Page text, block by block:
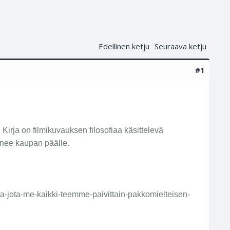
Edellinen ketju Seuraava ketju
#1
Kirja on filmikuvauksen filosofiaa käsittelevä
kaupan päälle.
jota-me-kaikki-teemme-paivittain-pakkomielteisen-